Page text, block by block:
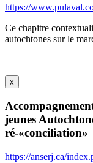
https://
Ce chapitre
autochtones sur le
x
jeunes
ré-«conciliation»
https://anserj.ca/